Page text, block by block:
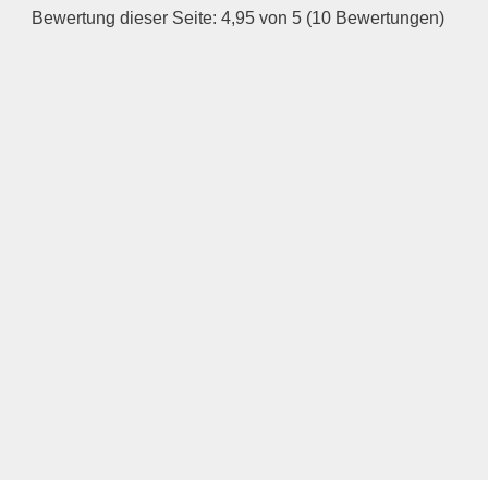
—
Bewertung dieser Seite: 4,95 von 5 (10 Bewertungen)